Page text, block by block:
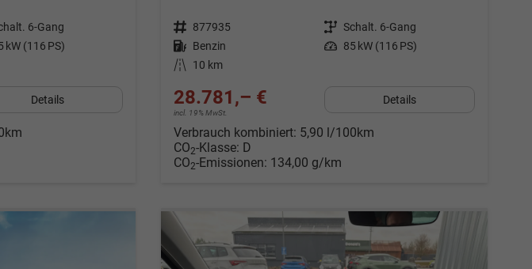
6-Gang
kW (116 PS)
Details
Fahrzeugnr. 877935 Getriebe Schalt. 6-Gang
Kraftstoff Benzin Leistung 85 kW (116 PS)
Kilometerstand
10 km
28.781,– €
incl. 19% MwSt.
Details
Verbrauch kombiniert: 5,90 l/100km
CO2-Klasse: D
CO2-Emissionen: 134,00 g/km